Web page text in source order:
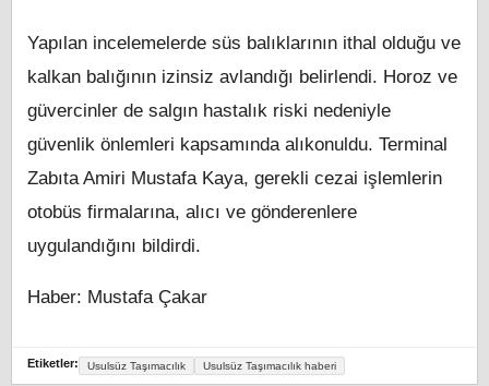
Yapılan incelemelerde süs balıklarının ithal olduğu ve
kalkan balığının izinsiz avlandığı belirlendi. Horoz ve
güvercinler de salgın hastalık riski nedeniyle
güvenlik önlemleri kapsamında alıkonuldu. Terminal
Zabıta Amiri Mustafa Kaya, gerekli cezai işlemlerin
otobüs firmalarına, alıcı ve gönderenlere
uygulandığını bildirdi.
Haber: Mustafa Çakar
Etiketler: Usulsüz Taşımacılık Usulsüz Taşımacılık haberi